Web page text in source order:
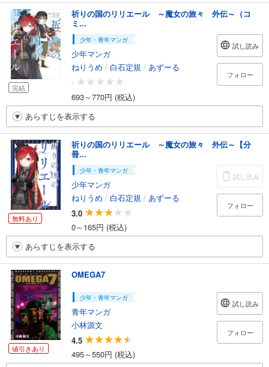
完結
祈りの国のリリエール ～魔女の旅々 外伝～（コ
ミ...
少年・青年マンガ
少年マンガ
ねりうめ / 白石定規 / あずーる
-
693～770円 (税込)
試し読み
フォロー
あらすじを表示する
無料あり
祈りの国のリリエール ～魔女の旅々 外伝～【分
冊...
少年・青年マンガ
少年マンガ
ねりうめ / 白石定規 / あずーる
3.0
0～165円 (税込)
試し読み
フォロー
あらすじを表示する
値引きあり
OMEGA7
少年・青年マンガ
青年マンガ
小林源文
4.5
495～550円 (税込)
試し読み
フォロー